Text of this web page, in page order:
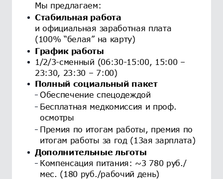
Мы предлагаем:
Стабильная работа
и официальная заработная плата
(100% “белая” на карту)
График работы
1/2/3-сменный (06:30-15:00, 15:00 –
23:30, 23:30 – 7:00)
Полный социальный пакет
Обеспечение спецодеждой
Бесплатная медкомиссия и проф.
осмотры
Премия по итогам работы, премия по
итогам работы за год (13ая зарплата)
Дополнительные льготы
Компенсация питания: ~3 780 руб./
мес. (180 руб./рабочий день)